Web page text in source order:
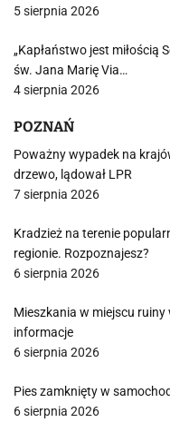
5 sierpnia 2026
„Kapłaństwo jest miłością
św. Jana Marię Via…
4 sierpnia 2026
POZNAŃ
Poważny wypadek na
drzewo, lądował LPR
7 sierpnia 2026
Kradzież na terenie
regionie. Rozpoznajesz?
6 sierpnia 2026
Mieszkania w miejscu
informacje
6 sierpnia 2026
Pies zamknięty w
6 sierpnia 2026